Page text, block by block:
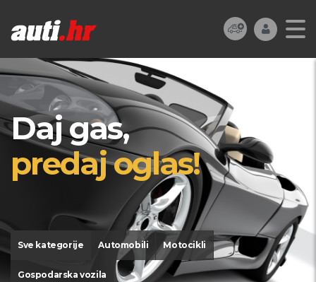
Daj gas,
predaj oglas!
Sve kategorije Automobili Motocikli
Gospodarska vozila